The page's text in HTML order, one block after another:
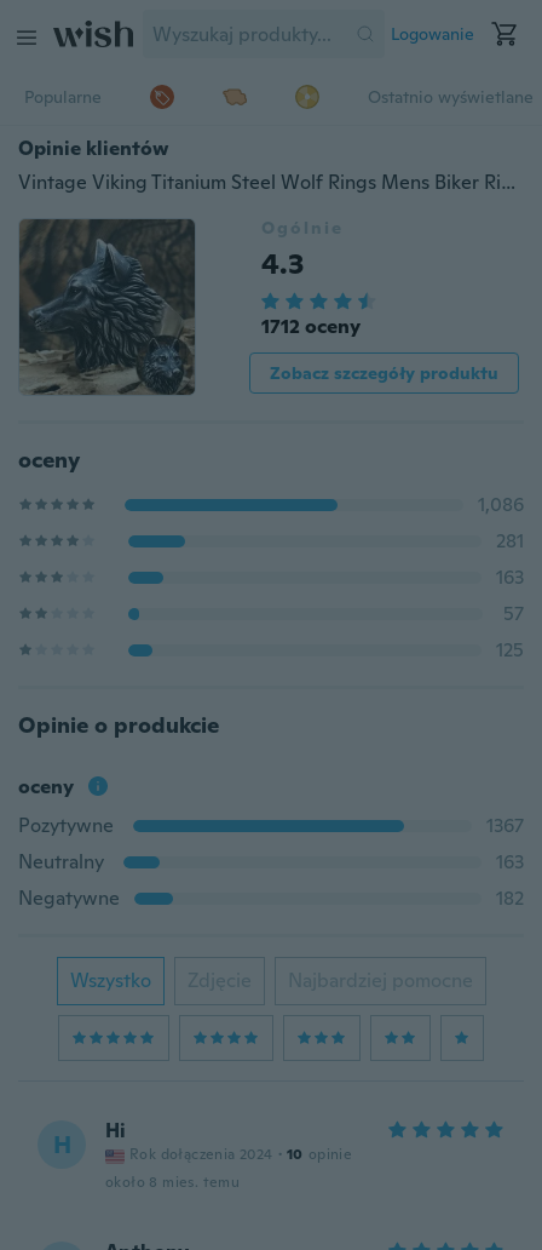
Logowanie
Popularne Ostatnio wyświetlane
Opinie klientów
Vintage Viking Titanium Steel Wolf Rings Mens Biker Ring Fashion Wolf Head Biżuteria Pierścionki dla mężczyzn
Ogólnie
4.3
1712 oceny
Zobacz szczegóły produktu
oceny
1,086
281
163
57
125
Opinie o produkcie
oceny
Pozytywne
1367
Neutralny
163
Negatywne
182
Wszystko Zdjęcie Najbardziej pomocne
H Hi
Rok dołączenia 2024 · 10 opinie
około 8 mies. temu